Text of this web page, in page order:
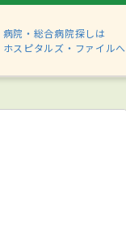
病院・総合病院探しは
ホスピタルズ・ファイルへ